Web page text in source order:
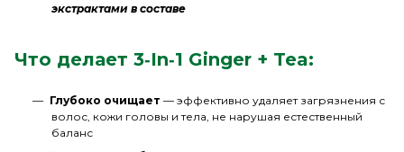
экстрактами в составе
Что делает 3‑In‑1 Ginger + Tea:
Глубоко очищает — эффективно удаляет загрязнения с
волос, кожи головы и тела, не нарушая естественный
баланс